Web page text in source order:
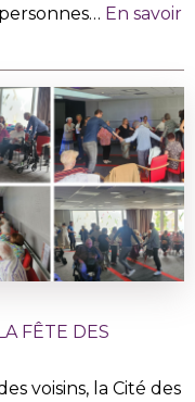
En savoir
FÊTE DES
voisins, la Cité des